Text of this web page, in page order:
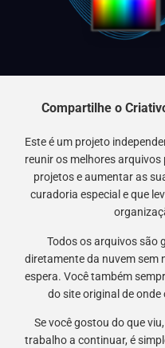
Compartilhe o
Este é um projeto
reunir os melhores
projetos e aumentar as
curadoria especial e que
Todos os arquivos são
diretamente da nuvem sem
espera. Você também
do site original de
Se você gostou do que
trabalho a continuar, é